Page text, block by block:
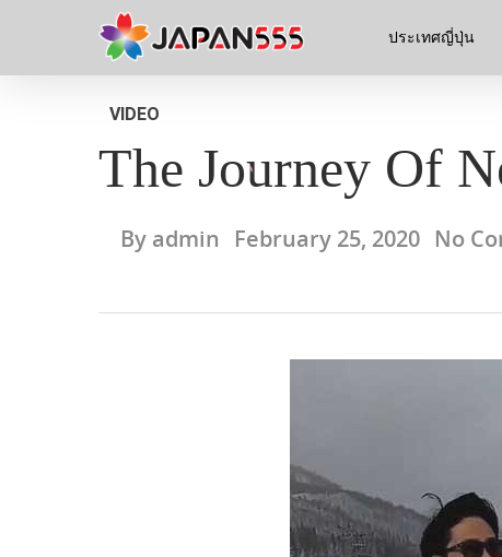
ประเทศญี่ปุ่น
VIDEO
The Journey Of
By admin February 25, 2020 No